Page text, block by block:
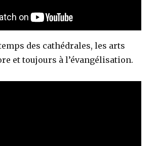
des cathédrales, les arts
et toujours à l’évangélisation.